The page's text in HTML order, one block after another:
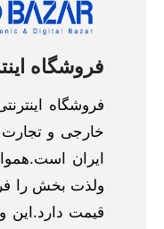
فروشگاه
خارجی و تجارت
ایران
ولذت بخش را
قیمت دارد.این